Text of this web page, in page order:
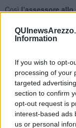
Information
If you wish to opt-
processing of your
targeted
section to confirm
opt-out request is
interest-based ads
us or personal
Cosìl’assessore
Salute S.p.a., la
collaborazione con
Due i percorsi di
1 e linea 2:
seconda - prosegue
Comune di Arezzo è